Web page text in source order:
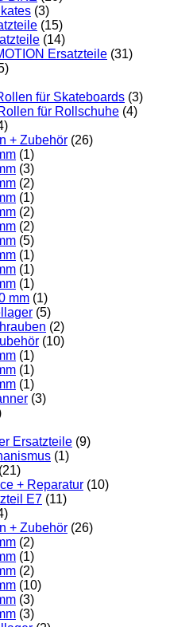
(3)
(15)
(14)
Ersatzteile (31)
für Skateboards (3)
für Rollschuhe (4)
+ Zubehör (26)
(1)
(3)
(2)
(1)
(2)
(2)
(5)
(1)
(1)
(1)
mm (1)
(5)
(2)
(10)
(1)
(1)
(1)
(3)
Ersatzteile (9)
(1)
(21)
+ Reparatur (10)
E7 (11)
+ Zubehör (26)
(2)
(1)
(2)
(10)
(3)
(3)